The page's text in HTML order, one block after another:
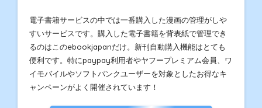
電子書籍サービスの中では一番購入した漫画の管理がしや
すいサービスです。購入した電子書籍を背表紙で管理でき
るのはこのebookjapanだけ。新刊自動購入機能はとても
便利です。特にpaypay利用者やヤフープレミアム会員、ワ
イモバイルやソフトバンクユーザーを対象としたお得なキ
ャンペーンがよく開催されています！